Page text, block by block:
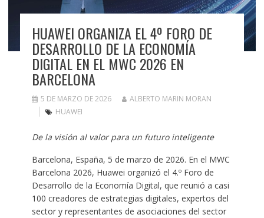
HUAWEI ORGANIZA EL 4º FORO DE
DESARROLLO DE LA ECONOMÍA
DIGITAL EN EL MWC 2026 EN
BARCELONA
5 DE MARZO DE 2026
ALBERTO MARIN MORAN
HUAWEI
De la visión al valor para un futuro inteligente
Barcelona, España, 5 de marzo de 2026. En el MWC
Barcelona 2026, Huawei organizó el 4.º Foro de
Desarrollo de la Economía Digital, que reunió a casi
100 creadores de estrategias digitales, expertos del
sector y representantes de asociaciones del sector